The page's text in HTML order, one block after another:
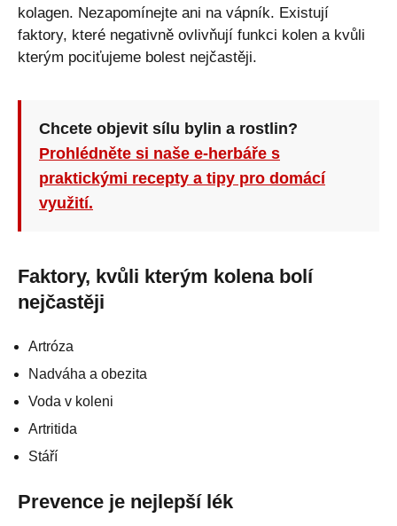
kolagen. Nezapomínejte ani na vápník. Existují
faktory, které negativně ovlivňují funkci kolen a kvůli
kterým pociťujeme bolest nejčastěji.
Chcete objevit sílu bylin a rostlin?
Prohlédněte si naše e-herbáře s
praktickými recepty a tipy pro domácí
využití.
Faktory, kvůli kterým kolena bolí
nejčastěji
Artróza
Nadváha a obezita
Voda v koleni
Artritida
Stáří
Prevence je nejlepší lék